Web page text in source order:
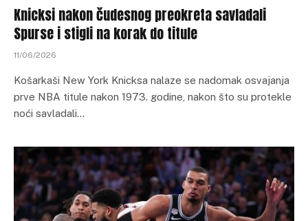
Knicksi nakon čudesnog preokreta savladali
Spurse i stigli na korak do titule
11/06/2026
Košarkaši New York Knicksa nalaze se nadomak osvajanja
prve NBA titule nakon 1973. godine, nakon što su protekle
noći savladali…